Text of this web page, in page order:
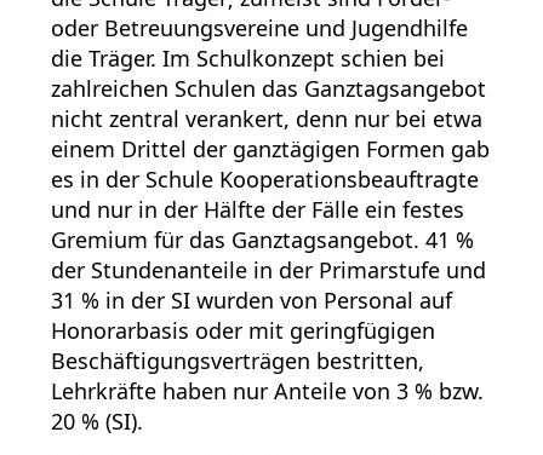
oder Betreuungsvereine und Jugendhilfe
die Träger. Im Schulkonzept schien bei
zahlreichen Schulen das Ganztagsangebot
nicht zentral verankert, denn nur bei etwa
einem Drittel der ganztägigen Formen gab
es in der Schule Kooperationsbeauftragte
und nur in der Hälfte der Fälle ein festes
Gremium für das Ganztagsangebot. 41 %
der Stundenanteile in der Primarstufe und
31 % in der SI wurden von Personal auf
Honorarbasis oder mit geringfügigen
Beschäftigungsverträgen bestritten,
Lehrkräfte haben nur Anteile von 3 % bzw.
20 % (SI).